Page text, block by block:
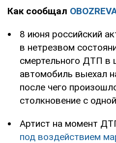
Как сообщал
8 июня российский
в нетрезвом
смертельного ДТП в
автомобиль выехал
после чего
столкновение с
Артист на момент
под воздействием